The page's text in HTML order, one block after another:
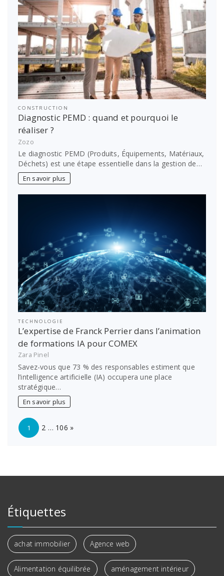
CONSTRUCTION
Diagnostic PEMD : quand et pourquoi le
réaliser ?
Zozo
Le diagnostic PEMD (Produits, Équipements, Matériaux,
Déchets) est une étape essentielle dans la gestion de…
En savoir plus
TECHNOLOGIE
L’expertise de Franck Perrier dans l’animation
de formations IA pour COMEX
Zara Pinel
Savez-vous que 73 % des responsables estiment que
l’intelligence artificielle (IA) occupera une place
stratégique…
En savoir plus
Page:
1 2 … 106 »
Étiquettes
achat immobilier Agence web
Alimentation équilibrée aménagement intérieur